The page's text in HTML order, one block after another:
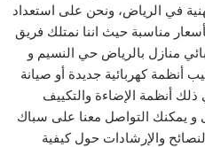
في الرياض، ونحن على استعداد
بأسعار مناسبة حيث اننا نمتلك فريق
منازل بالرياض حي النسيم و
أنظمة كهربائية جديدة أو صيانة
ذلك أنظمة الإضاءة والتكييف
و يمكنك التواصل معنا على سباك
والإرشادات حول كيفية